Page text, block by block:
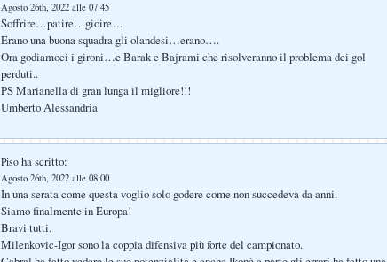
Agosto 26th, 2022 alle 07:45
Soffrire…patire…gioire…
Erano una buona squadra gli olandesi…erano….
Ora godiamoci i gironi…e Barak e Bajrami che risolveranno il problema dei gol
perduti..
PS Marianella di gran lunga il migliore!!!
Umberto Alessandria
Piso ha scritto:
Agosto 26th, 2022 alle 08:00
In una serata come questa voglio solo godere come non succedeva da anni.
Siamo finalmente in Europa!
Bravi tutti.
Milenkovic-Igor sono la coppia difensiva più forte del campionato.